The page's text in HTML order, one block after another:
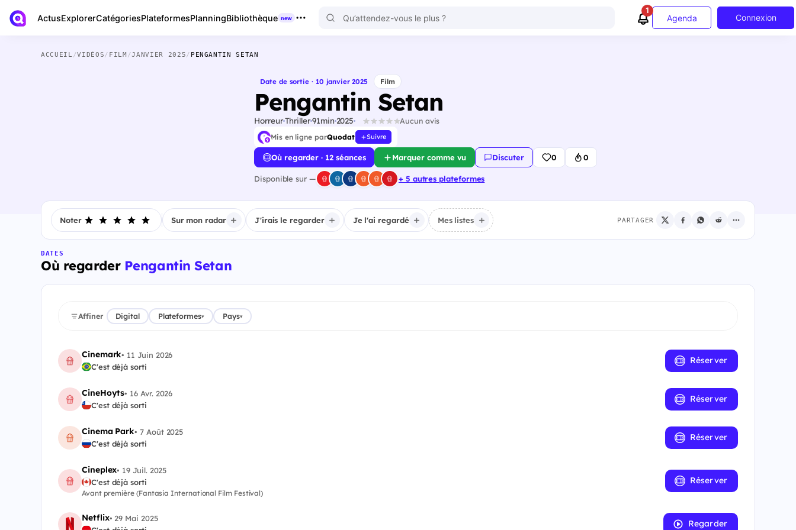
ActusExplorerCatégoriesPlateformesPlanningBibliothèque new
1
Agenda Connexion
ACCUEIL /VIDÉOS/ FILM/JANVIER 2025/ PENGANTIN SETAN
Date de sortie · 10 janvier 2025 Film
Pengantin Setan
HorreurThriller91min 2025 Aucun avis
Mis en ligne parQuodat Suivre
Où regarder · 12 séances Marquer comme vu Discuter 0 0
Disponible sur — + 5 autres plateformes
Noter Sur mon radar J'irais le regarder Je l'ai regardé Mes listes PARTAGER
DATES
Où regarder Pengantin Setan
Affiner Digital Plateformes▾ Pays▾
Cinemark• 11 Juin 2026
C'est déjà sorti
Réserver
CineHoyts• 16 Avr. 2026
C'est déjà sorti
Réserver
Cinema Park•7 Août 2025
C'est déjà sorti
Réserver
Cineplex• 19 Juil. 2025
C'est déjà sorti
Avant première (Fantasia International Film Festival)
Réserver
Netflix• 29 Mai 2025
Regarder